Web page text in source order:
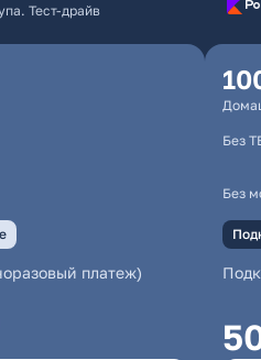
Тест-драйв
платеж)
Без
Без